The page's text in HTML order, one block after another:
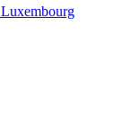
Luxembourg